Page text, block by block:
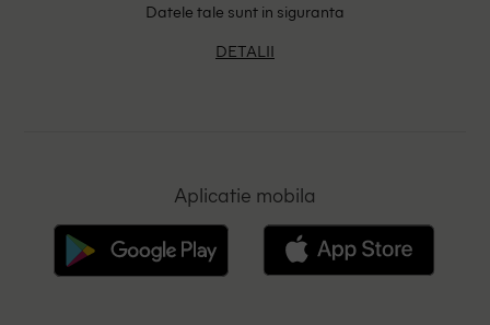
Datele tale sunt in siguranta
DETALII
Aplicatie mobila